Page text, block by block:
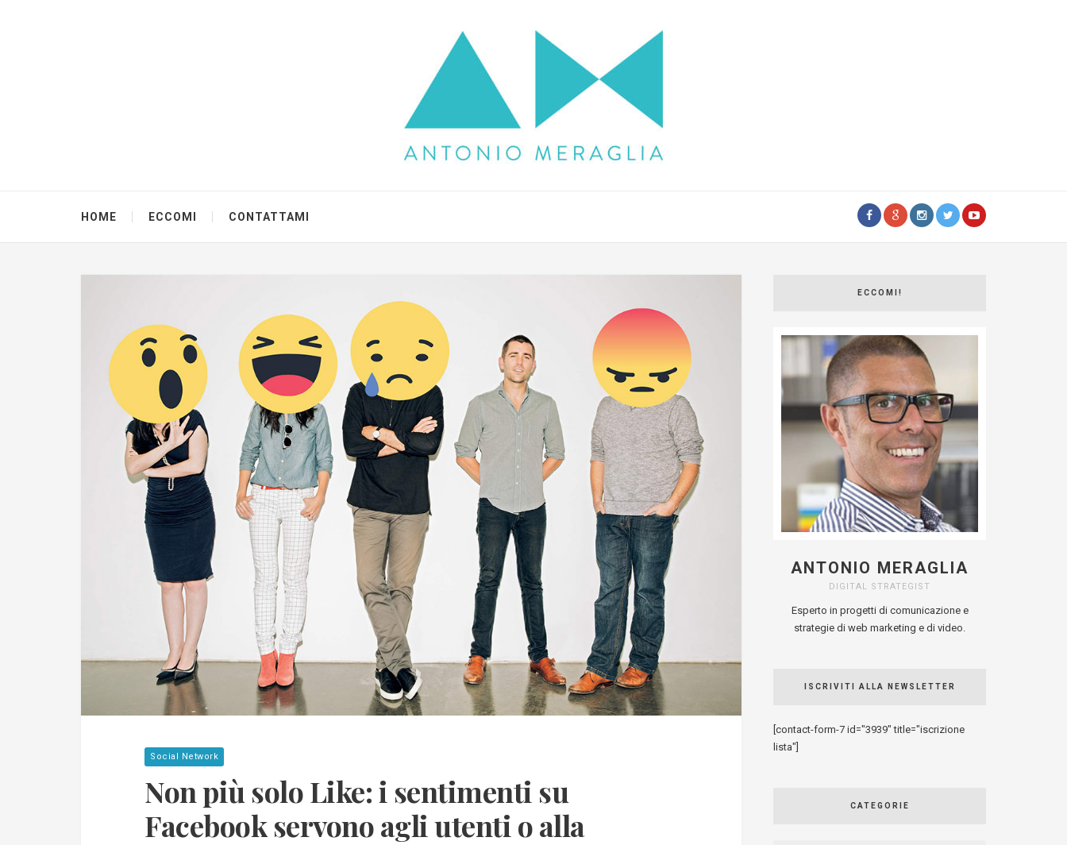
HOME ECCOMI CONTATTAMI
Social Network
Non più solo Like: i sentimenti su
Facebook servono agli utenti o alla
ECCOMI!
ANTONIO MERAGLIA
DIGITAL STRATEGIST
Esperto in progetti di comunicazione e
strategie di web marketing e di video.
ISCRIVITI ALLA NEWSLETTER
[contact-form-7 id="3939" title="iscrizione
lista"]
CATEGORIE